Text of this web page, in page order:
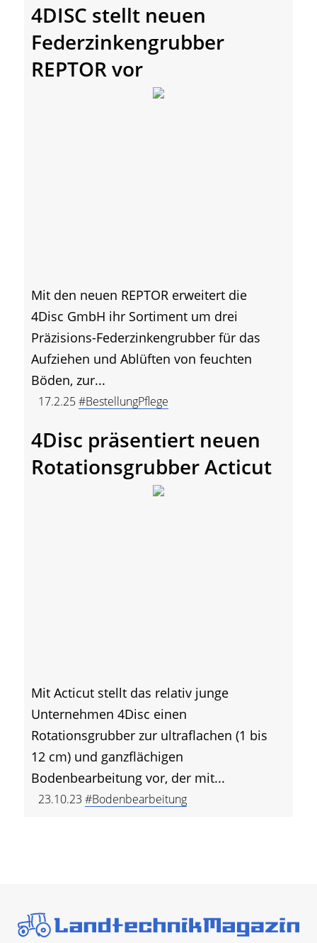
4DISC stellt neuen
Federzinkengrubber
REPTOR vor
Mit den neuen REPTOR erweitert die
4Disc GmbH ihr Sortiment um drei
Präzisions-Federzinkengrubber für das
Aufziehen und Ablüften von feuchten
Böden, zur...
17.2.25#BestellungPflege
4Disc präsentiert neuen
Rotationsgrubber Acticut
Mit Acticut stellt das relativ junge
Unternehmen 4Disc einen
Rotationsgrubber zur ultraflachen (1 bis
12 cm) und ganzflächigen
Bodenbearbeitung vor, der mit...
23.10.23 #Bodenbearbeitung